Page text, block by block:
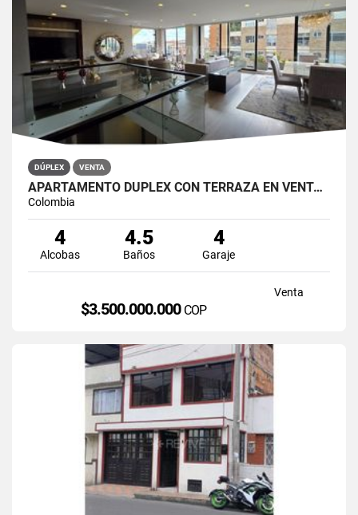
DÚPLEX VENTA
APARTAMENTO DÚPLEX CON TERRAZA EN VENTA BELLA SUIZA USAQUÉN BOGOTÁ
Colombia
4
Alcobas
4.5
Baños
4
Garaje
Venta
$3.500.000.000 COP